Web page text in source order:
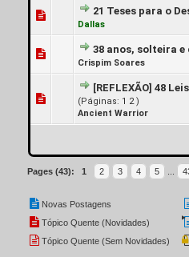
21 Teses para o
Dallas
1 Voto(s) - 5 de 5
1234 5
38 anos, solteira
Crispim Soares
0 Voto(s) - 0 de 5 em média
1 234 5
[REFLEXÃO] 48
(Páginas: 1 2 )
Ancient Warrior
2 Voto(s) - 3.5 de 5 em
1 2 4
Pages (43): 1 2 3 4 5
Novas Postagens
Tópico Quente (Novidades)
Tópico Quente (Sem Novidades)